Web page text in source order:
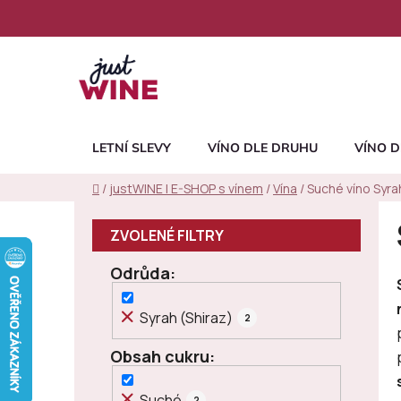
LETNÍ SLEVY VÍNO DLE DRUHU VÍNO
Domů
/ justWINE | E-SHOP s vínem /Vína /Suché víno
Odrůda
Syrah (Shiraz) 2
Obsah cukru